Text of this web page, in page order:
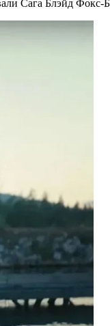
Сага Блэйд Фокс-